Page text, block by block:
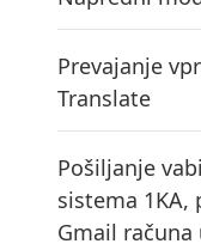
Prevajanje
Translate
Pošiljanje
sistema 1KA,
Gmail